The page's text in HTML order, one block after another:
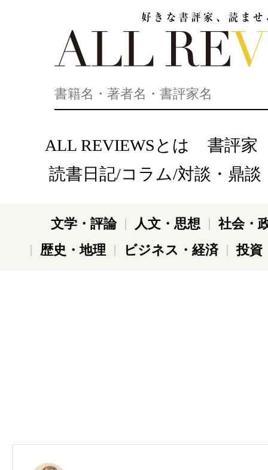
ALL REVIEWSとは
書評家
読書日記/コラム/対談・鼎談
文学・評論 人文・思想
社会・
歴史・地理
ビジネス・経済 投資